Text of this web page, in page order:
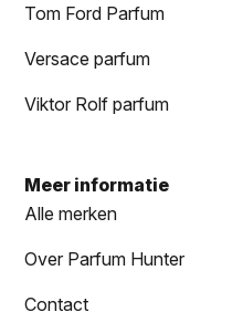
Tom Ford Parfum
Versace parfum
Viktor Rolf parfum
Meer informatie
Alle merken
Over Parfum Hunter
Contact